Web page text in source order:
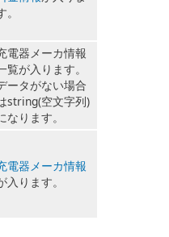
。
電器メーカ情報
覧が入ります。
ータがない場合
string(空文字列)
なります。
電器メーカ情報
入ります。